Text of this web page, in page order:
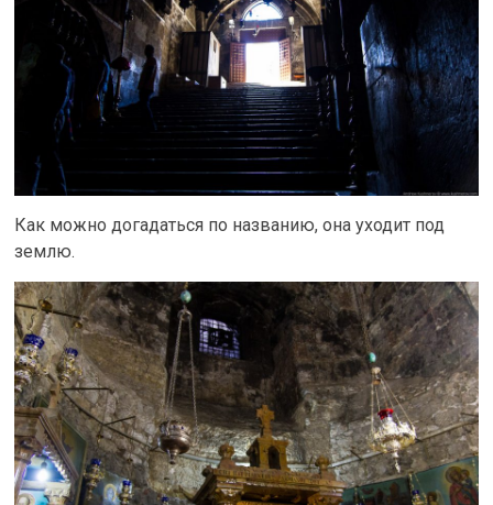
Как можно догадаться по названию, она уходит под
землю.